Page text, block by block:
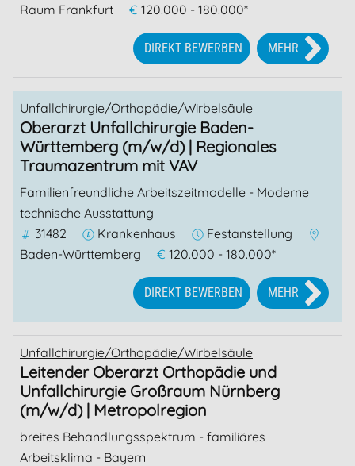
Raum Frankfurt
€ 120.000 - 180.000*
MEHR
DIREKT BEWERBEN
Unfallchirurgie/Orthopädie/Wirbelsäule
Oberarzt Unfallchirurgie Baden-
Württemberg (m/w/d) | Regionales
Traumazentrum mit VAV
Familienfreundliche Arbeitszeitmodelle - Moderne
technische Ausstattung
31482
Krankenhaus
Festanstellung
Baden-Württemberg
€ 120.000 - 180.000*
MEHR
DIREKT BEWERBEN
Unfallchirurgie/Orthopädie/Wirbelsäule
Leitender Oberarzt Orthopädie und
Unfallchirurgie Großraum Nürnberg
(m/w/d) | Metropolregion
breites Behandlungsspektrum - familiäres
Arbeitsklima - Bayern